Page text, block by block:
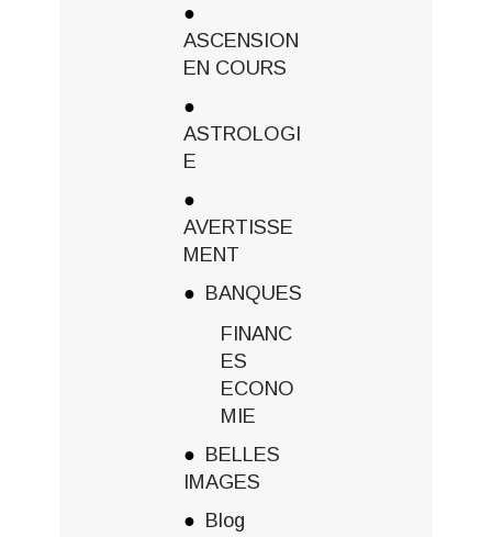
ASCENSION
EN COURS
ASTROLOGI
E
AVERTISSE
MENT
BANQUES
FINANC
ES
ECONO
MIE
BELLES
IMAGES
Blog